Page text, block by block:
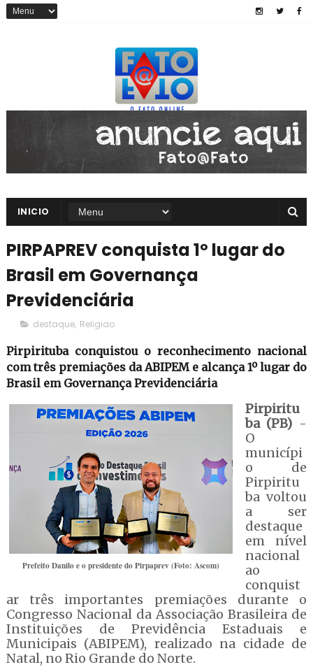
INICIO
PIRPAPREV conquista 1º lugar do
Brasil em Governança
Previdenciária
destaque, Religiao
Pirpirituba conquistou o reconhecimento nacional
com três premiações da ABIPEM e alcança 1º lugar do
Brasil em Governança Previdenciária
Prefeito Danilo e o presidente do Pirpaprev (Foto: Ascom)
Pirpiritu
ba (PB) -
O
municípi
o de
Pirpiritu
ba voltou
a ser
destaque
em nível
nacional
ao
conquist
ar três importantes premiações durante o
Congresso Nacional da Associação Brasileira de
Instituições de Previdência Estaduais e
Municipais (ABIPEM), realizado na cidade de
Natal, no Rio Grande do Norte.